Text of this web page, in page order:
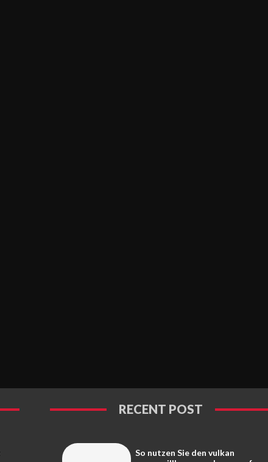
RECENT POST
So nutzen Sie den vulkan